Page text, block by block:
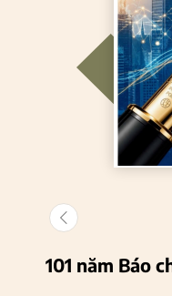
101 năm Báo